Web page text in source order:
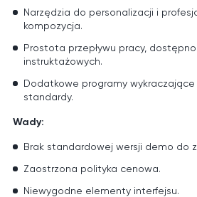
Narzędzia do personalizacji i
kompozycja.
Prostota przepływu pracy,
instruktażowych.
Dodatkowe programy
standardy.
Wady:
Brak standardowej wersji demo do
Zaostrzona polityka cenowa.
Niewygodne elementy interfejsu.